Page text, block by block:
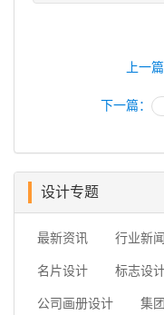
上一篇
下一篇：
设计专题
最新资讯 行业新闻
名片设计 标志设
公司画册设计 集